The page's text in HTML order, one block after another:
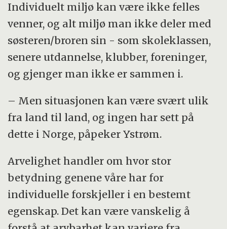
Individuelt miljø kan være ikke felles
venner, og alt miljø man ikke deler med
søsteren/broren sin - som skoleklassen,
senere utdannelse, klubber, foreninger,
og gjenger man ikke er sammen i.
– Men situasjonen kan være svært ulik
fra land til land, og ingen har sett på
dette i Norge, påpeker Ystrøm.
Arvelighet handler om hvor stor
betydning genene våre har for
individuelle forskjeller i en bestemt
egenskap. Det kan være vanskelig å